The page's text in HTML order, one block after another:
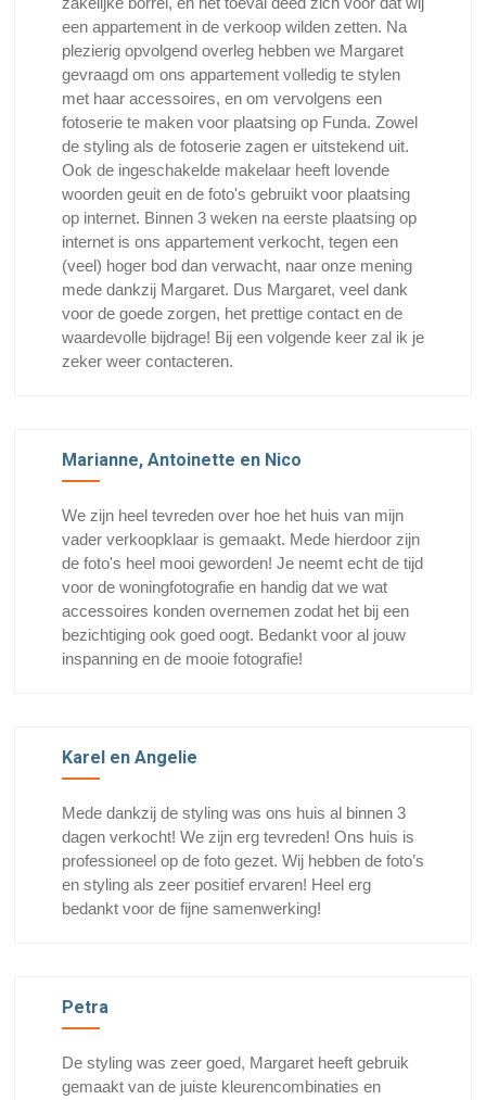
een appartement in de verkoop wilden zetten. Na
plezierig opvolgend overleg hebben we Margaret
gevraagd om ons appartement volledig te stylen
met haar accessoires, en om vervolgens een
fotoserie te maken voor plaatsing op Funda. Zowel
de styling als de fotoserie zagen er uitstekend uit.
Ook de ingeschakelde makelaar heeft lovende
woorden geuit en de foto's gebruikt voor plaatsing
op internet. Binnen 3 weken na eerste plaatsing op
internet is ons appartement verkocht, tegen een
(veel) hoger bod dan verwacht, naar onze mening
mede dankzij Margaret. Dus Margaret, veel dank
voor de goede zorgen, het prettige contact en de
waardevolle bijdrage! Bij een volgende keer zal ik je
zeker weer contacteren.
Marianne, Antoinette en Nico
We zijn heel tevreden over hoe het huis van mijn
vader verkoopklaar is gemaakt. Mede hierdoor zijn
de foto's heel mooi geworden! Je neemt echt de tijd
voor de woningfotografie en handig dat we wat
accessoires konden overnemen zodat het bij een
bezichtiging ook goed oogt. Bedankt voor al jouw
inspanning en de mooie fotografie!
Karel en Angelie
Mede dankzij de styling was ons huis al binnen 3
dagen verkocht! We zijn erg tevreden! Ons huis is
professioneel op de foto gezet. Wij hebben de foto’s
en styling als zeer positief ervaren! Heel erg
bedankt voor de fijne samenwerking!
Petra
De styling was zeer goed, Margaret heeft gebruik
gemaakt van de juiste kleurencombinaties en